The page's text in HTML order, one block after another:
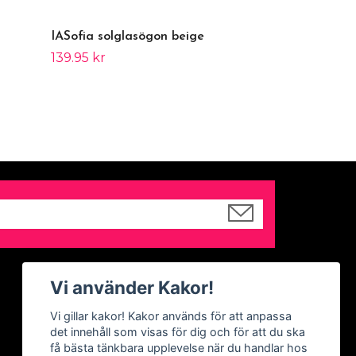
IASofia solglasögon beige
139.95 kr
Facebook
Instagram
Vi använder Kakor!
Vi gillar kakor! Kakor används för att anpassa
det innehåll som visas för dig och för att du ska
få bästa tänkbara upplevelse när du handlar hos